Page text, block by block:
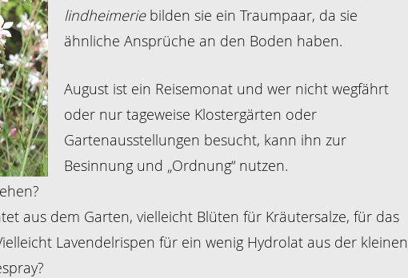
lindheimeriebilden sie ein Traumpaar, da sie
ähnliche Ansprüche an den Boden haben.
August ist ein Reisemonat und wer nicht wegfährt
oder nur tageweise Klostergärten oder
Gartenausstellungen besucht, kann ihn zur
Besinnung und „Ordnung“ nutzen.
aus dem Garten, vielleicht Blüten für Kräutersalze, für das
Lavendelrispen für ein wenig Hydrolat aus der kleinen